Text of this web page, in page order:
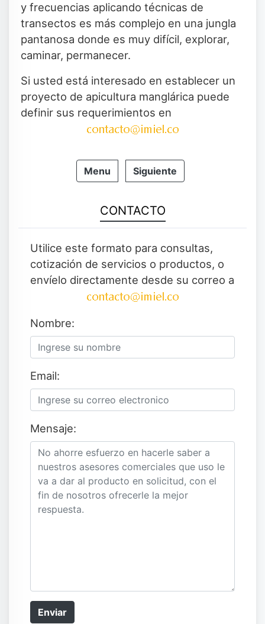
y frecuencias aplicando técnicas de
transectos es más complejo en una jungla
pantanosa donde es muy difícil, explorar,
caminar, permanecer.
Si usted está interesado en establecer un
proyecto de apicultura manglárica puede
definir sus requerimientos en
Menu Siguiente
CONTACTO
Utilice este formato para consultas,
cotización de servicios o productos, o
envíelo directamente desde su correo a
Nombre:
Email:
Mensaje:
Enviar